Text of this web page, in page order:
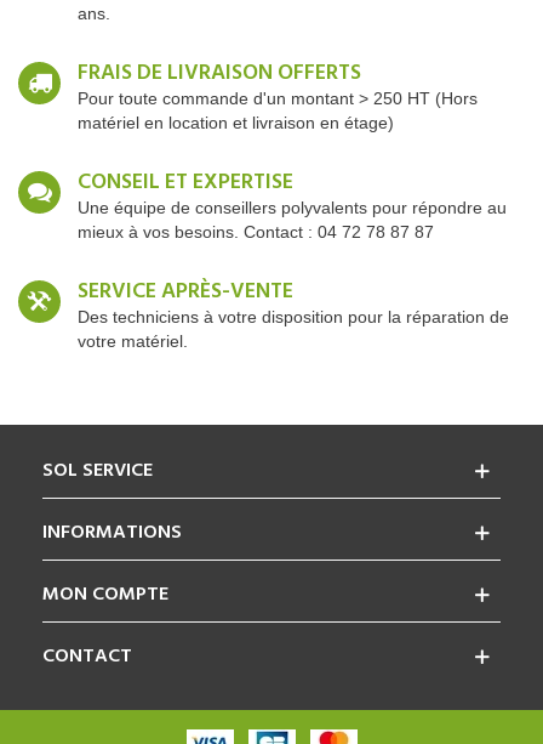
ans.
FRAIS DE LIVRAISON OFFERTS
Pour toute commande d'un montant > 250 HT (Hors
matériel en location et livraison en étage)
CONSEIL ET EXPERTISE
Une équipe de conseillers polyvalents pour répondre au
mieux à vos besoins. Contact : 04 72 78 87 87
SERVICE APRÈS-VENTE
Des techniciens à votre disposition pour la réparation de
votre matériel.
INFORMATIONS
MON COMPTE
SOL SERVICE
CONTACT